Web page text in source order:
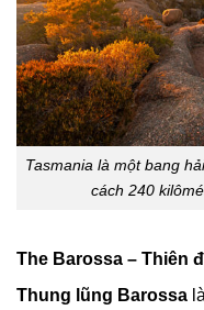
Tasmania là một bang
cách 240
The Barossa – Thiên
Thung lũng Barossa